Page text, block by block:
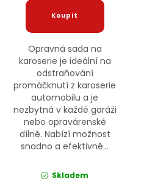
Opravná sada na
karoserie je ideální na
odstraňování
promáčknutí z karoserie
automobilu a je
nezbytná v každé garáži
nebo opravárenské
dílně. Nabízí možnost
snadno a efektivně...
Skladem